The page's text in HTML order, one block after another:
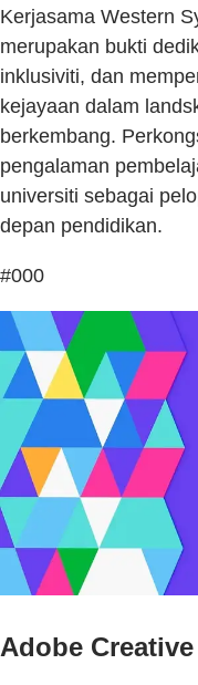
Kerjasama Western
merupakan bukti
inklusiviti, dan
kejayaan dalam
berkembang.
pengalaman
universiti sebagai
depan pendidikan.
#000
Adobe